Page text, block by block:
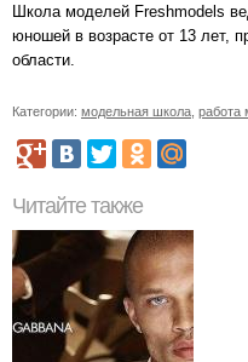
Школа моделей Freshmodels
юношей в возрасте от 13 лет,
области.
Категории: модельная школа работа
Читайте также